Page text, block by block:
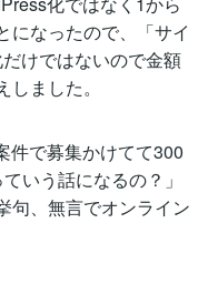
になったので、「サイ
けではないので金額
ました。
件で募集かけてて300
いう話になるの？」
句、無言でオンライン